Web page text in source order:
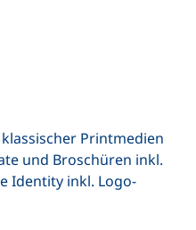
Printmedien
und Broschüren inkl.
Identity inkl. Logo-